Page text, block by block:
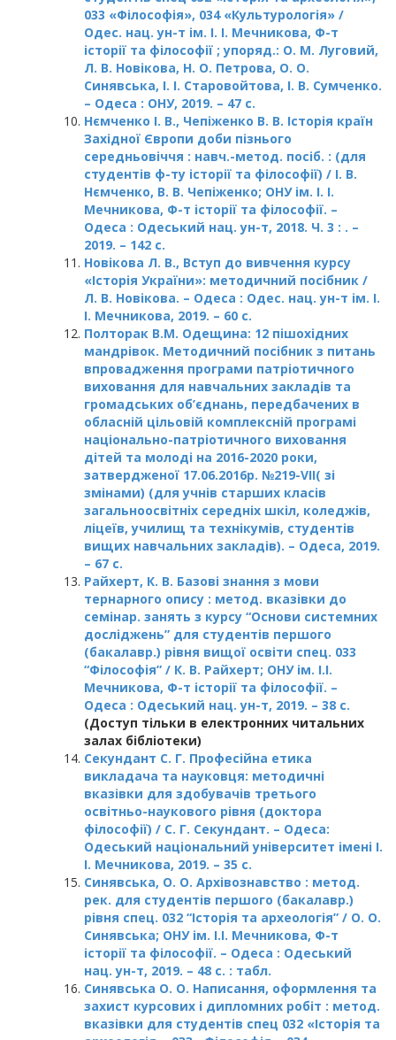
033 «Філософія», 034 «Культурологія» /
Одес. нац. ун-т ім. І. І. Мечникова, Ф-т
історії та філософії ; упоряд.: О. М. Луговий,
Л. В. Новікова, Н. О. Петрова, О. О.
Синявська, І. І. Старовойтова, І. В. Сумченко.
– Одеса : ОНУ, 2019. – 47 с.
Нємченко І. В., Чепіженко В. В. Історія країн
Західної Європи доби пізнього
середньовіччя : навч.-метод. посіб. : (для
студентів ф-ту історії та філософії) / І. В.
Нємченко, В. В. Чепіженко; ОНУ ім. І. І.
Мечникова, Ф-т історії та філософії. –
Одеса : Одеський нац. ун-т, 2018. Ч. 3 : . –
2019. – 142 с.
Новікова Л. В., Вступ до вивчення курсу
«Історія України»: методичний посібник /
Л. В. Новікова. – Одеса : Одес. нац. ун-т ім. І.
І. Мечникова, 2019. – 60 с.
Полторак В.М. Одещина: 12 пішохідних
мандрівок. Методичний посібник з питань
впровадження програми патріотичного
виховання для навчальних закладів та
громадських об’єднань, передбачених в
обласній цільовій комплексній програмі
національно-патріотичного виховання
дітей та молоді на 2016-2020 роки,
затвердженої 17.06.2016р. №219-VII( зі
змінами) (для учнів старших класів
загальноосвітніх середніх шкіл, коледжів,
ліцеїв, училищ та технікумів, студентів
вищих навчальних закладів). – Одеса, 2019.
– 67 с.
Райхерт, К. В. Базові знання з мови
тернарного опису : метод. вказівки до
семінар. занять з курсу “Основи системних
досліджень” для студентів першого
(бакалавр.) рівня вищої освіти спец. 033
“Філософія” / К. В. Райхерт; ОНУ ім. І.І.
Мечникова, Ф-т історії та філософії. –
Одеса : Одеський нац. ун-т, 2019. – 38 с.
(Доступ тільки в електронних читальних
залах бібліотеки)
Секундант С. Г. Професійна етика
викладача та науковця: методичні
вказівки для здобувачів третього
освітньо-наукового рівня (доктора
філософії) / С. Г. Секундант. – Одеса:
Одеський національний університет імені І.
І. Мечникова, 2019. – 35 с.
Синявська, О. О. Архівознавство : метод.
рек. для студентів першого (бакалавр.)
рівня спец. 032 “Історія та археологія” / О. О.
Синявська; ОНУ ім. І.І. Мечникова, Ф-т
історії та філософії. – Одеса : Одеський
нац. ун-т, 2019. – 48 с. : табл.
Синявська О. О. Написання, оформлення та
захист курсових і дипломних робіт : метод.
вказівки для студентів спец 032 «Історія та